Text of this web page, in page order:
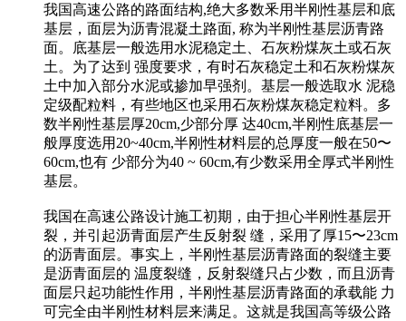
我国高速公路的路面结构,绝大多数釆用半刚性基层和底
基层，面层为沥青混凝土路面, 称为半刚性基层沥青路
面。底基层一般选用水泥稳定土、石灰粉煤灰土或石灰
土。为了达到 强度要求，有时石灰稳定土和石灰粉煤灰
土中加入部分水泥或掺加早强剂。基层一般选取水 泥稳
定级配粒料，有些地区也采用石灰粉煤灰稳定粒料。多
数半刚性基层厚20cm,少部分厚 达40cm,半刚性底基层一
般厚度选用20~40cm,半刚性材料层的总厚度一般在50〜
60cm,也有 少部分为40 ~ 60cm,有少数采用全厚式半刚性
基层。
我国在高速公路设计施工初期，由于担心半刚性基层开
裂，并引起沥青面层产生反射裂 缝，采用了厚15〜23cm
的沥青面层。事实上，半刚性基层沥青路面的裂缝主要
是沥青面层的 温度裂缝，反射裂缝只占少数，而且沥青
面层只起功能性作用，半刚性基层沥青路面的承载能 力
可完全由半刚性材料层来满足。这就是我国高等级公路